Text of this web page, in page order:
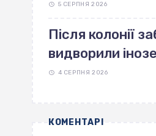
5 СЕРПНЯ 2026
Після колонії
видворили
4 СЕРПНЯ 2026
КОМЕНТАРІ